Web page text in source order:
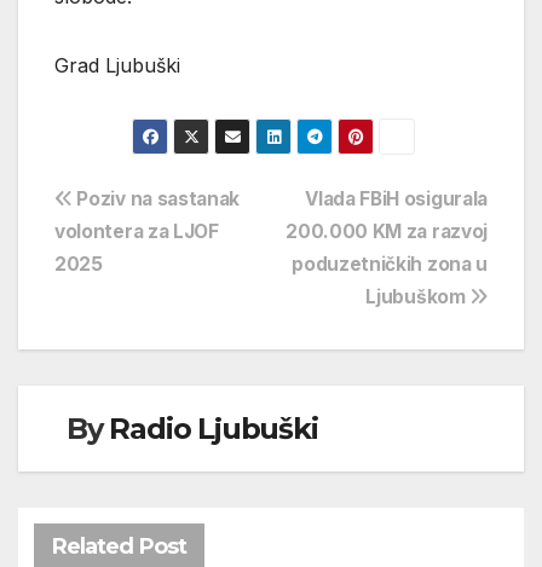
Grad Ljubuški
Navigacija
objava
Vlada FBiH osigurala
200.000 KM za razvoj
poduzetničkih zona u
Ljubuškom
Poziv na sastanak
volontera za LJOF
2025
ByRadio Ljubuški
Related Post